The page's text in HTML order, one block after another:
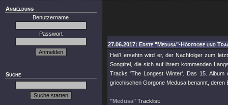
Anmeldung
Benutzername
Passwort
Suche
27.06.2017: Erste "Medusa"-Hörprobe und
Heiß ersehtn wird er, der Nachfolger zum
Songtitel, die sich auf ihrem kommenden
Tracks 'The Longest Winter'. Das 15.
griechischen Gorgone Medusa benannt,
"Medusa" Tracklist: